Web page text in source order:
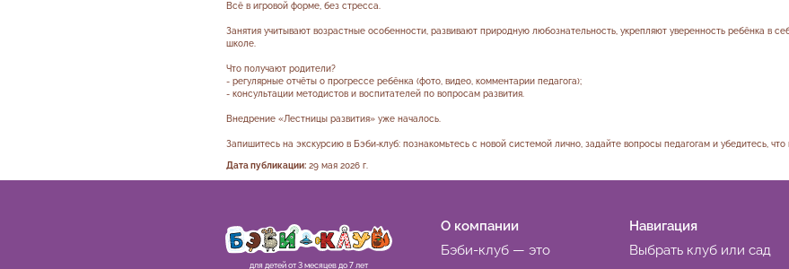
Всё в игровой форме, без стресса.
Занятия учитывают возрастные особенности, развивают природную любознательность, укрепляют уверенность ребёнка в
школе.
Что получают родители?
- регулярные отчёты о прогрессе ребёнка (фото, видео, комментарии педагога);
- консультации методистов и воспитателей по вопросам развития.
Внедрение «Лестницы развития» уже началось.
Запишитесь на экскурсию в Бэби‑клуб: познакомьтесь с новой системой лично, задайте вопросы педагогам и убедитесь,
Дата публикации:29 мая 2026 г.
для детей от 3 месяцев до 7 лет
О компании
Бэби-клуб — это
Навигация
Выбрать клуб или сад